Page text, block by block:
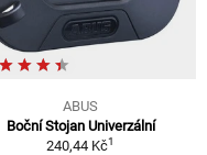
ABUS
Boční Stojan Univerzální
240,44 Kč1